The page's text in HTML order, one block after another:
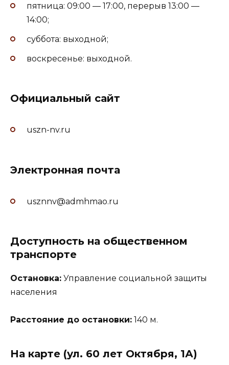
пятница: 09:00 — 17:00, перерыв 13:00 —
14:00;
суббота: выходной;
воскресенье: выходной.
Официальный сайт
uszn-nv.ru
Электронная почта
usznnv@admhmao.ru
Доступность на общественном
транспорте
Остановка: Управление социальной защиты
населения
Расстояние до остановки: 140 м.
На карте (ул. 60 лет Октября, 1А)